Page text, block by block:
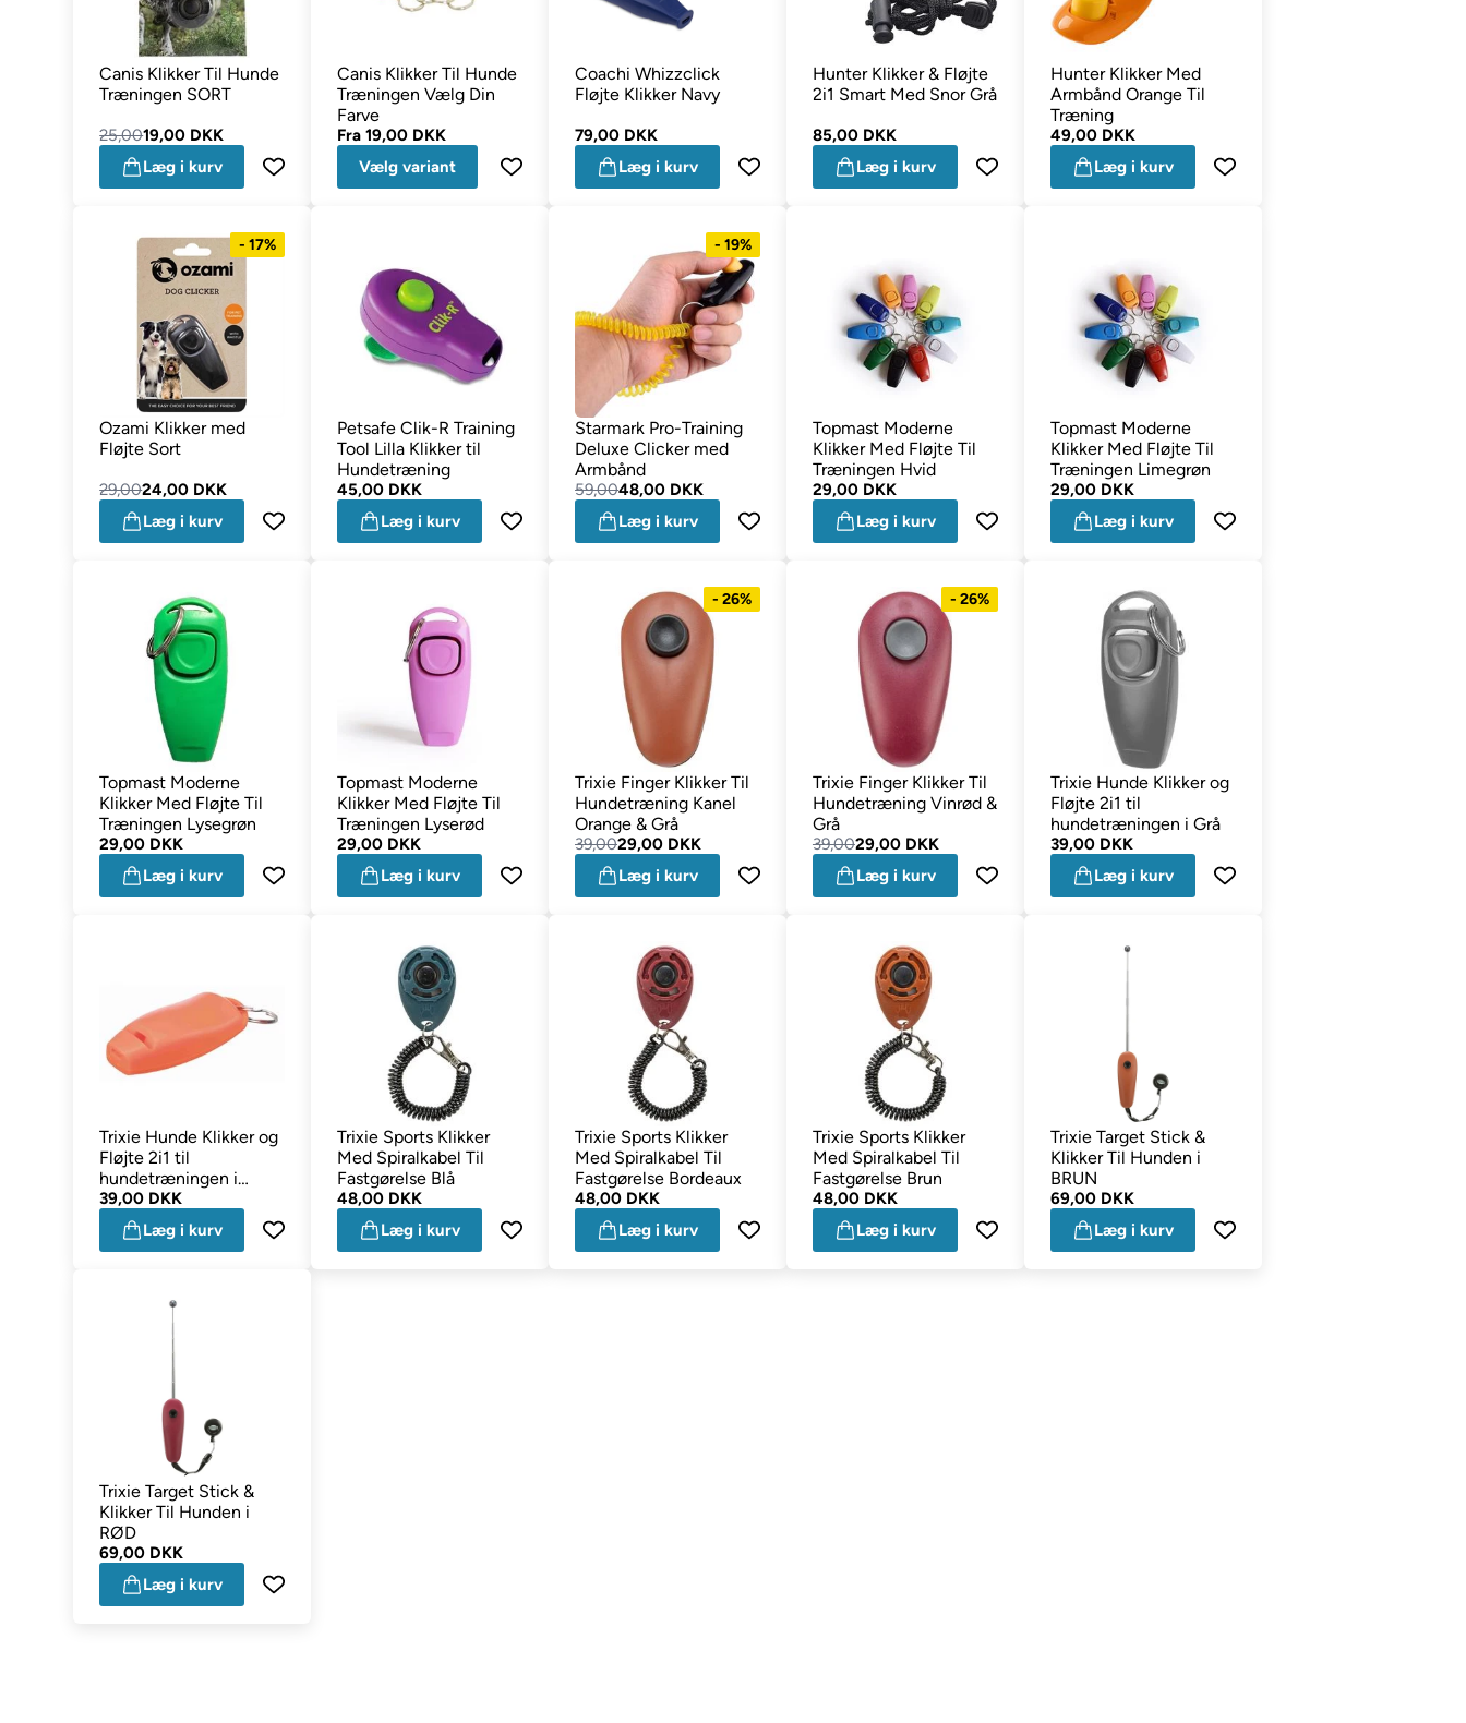
Canis Klikker Til Hunde
Træningen SORT
25,0019,00 DKK
Læg i kurv
Canis Klikker Til Hunde
Træningen Vælg Din
Farve
Fra19,00 DKK
Vælg variant
Coachi Whizzclick
Fløjte Klikker Navy
79,00 DKK
Læg i kurv
Hunter Klikker & Fløjte
2i1 Smart Med Snor Grå
85,00 DKK
Læg i kurv
Hunter Klikker Med
Armbånd Orange Til
Træning
49,00 DKK
Læg i kurv
- 17%
Ozami Klikker med
Fløjte Sort
29,0024,00 DKK
Læg i kurv
Petsafe Clik-R Training
Tool Lilla Klikker til
Hundetræning
45,00 DKK
Læg i kurv
- 19%
Starmark Pro-Training
Deluxe Clicker med
Armbånd
59,0048,00 DKK
Læg i kurv
Topmast Moderne
Klikker Med Fløjte Til
Træningen Hvid
29,00 DKK
Læg i kurv
Topmast Moderne
Klikker Med Fløjte Til
Træningen Limegrøn
29,00 DKK
Læg i kurv
Topmast Moderne
Klikker Med Fløjte Til
Træningen Lysegrøn
29,00 DKK
Læg i kurv
Topmast Moderne
Klikker Med Fløjte Til
Træningen Lyserød
29,00 DKK
Læg i kurv
- 26%
Trixie Finger Klikker Til
Hundetræning Kanel
Orange & Grå
39,0029,00 DKK
Læg i kurv
- 26%
Trixie Finger Klikker Til
Hundetræning Vinrød &
Grå
39,0029,00 DKK
Læg i kurv
Trixie Hunde Klikker og
Fløjte 2i1 til
hundetræningen i Grå
39,00 DKK
Læg i kurv
Trixie Hunde Klikker og
Fløjte 2i1 til
hundetræningen i
Orange
39,00 DKK
Læg i kurv
Trixie Sports Klikker
Med Spiralkabel Til
Fastgørelse Blå
48,00 DKK
Læg i kurv
Trixie Sports Klikker
Med Spiralkabel Til
Fastgørelse Bordeaux
48,00 DKK
Læg i kurv
Trixie Sports Klikker
Med Spiralkabel Til
Fastgørelse Brun
48,00 DKK
Læg i kurv
Trixie Target Stick &
Klikker Til Hunden i
BRUN
69,00 DKK
Læg i kurv
Trixie Target Stick &
Klikker Til Hunden i
RØD
69,00 DKK
Læg i kurv